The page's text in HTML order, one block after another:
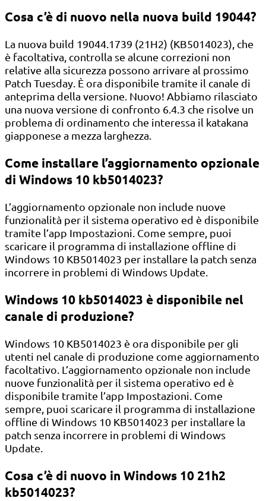
Cosa c’è di nuovo nella nuova build 19044?
La nuova build 19044.1739 (21H2) (KB5014023), che
è facoltativa, controlla se alcune correzioni non
relative alla sicurezza possono arrivare al prossimo
Patch Tuesday. È ora disponibile tramite il canale di
anteprima della versione. Nuovo! Abbiamo rilasciato
una nuova versione di confronto 6.4.3 che risolve un
problema di ordinamento che interessa il katakana
giapponese a mezza larghezza.
Come installare l’aggiornamento opzionale
di Windows 10 kb5014023?
L’aggiornamento opzionale non include nuove
funzionalità per il sistema operativo ed è disponibile
tramite l’app Impostazioni. Come sempre, puoi
scaricare il programma di installazione offline di
Windows 10 KB5014023 per installare la patch senza
incorrere in problemi di Windows Update.
Windows 10 kb5014023 è disponibile nel
canale di produzione?
Windows 10 KB5014023 è ora disponibile per gli
utenti nel canale di produzione come aggiornamento
facoltativo. L’aggiornamento opzionale non include
nuove funzionalità per il sistema operativo ed è
disponibile tramite l’app Impostazioni. Come
sempre, puoi scaricare il programma di installazione
offline di Windows 10 KB5014023 per installare la
patch senza incorrere in problemi di Windows
Update.
Cosa c’è di nuovo in Windows 10 21h2
kb5014023?